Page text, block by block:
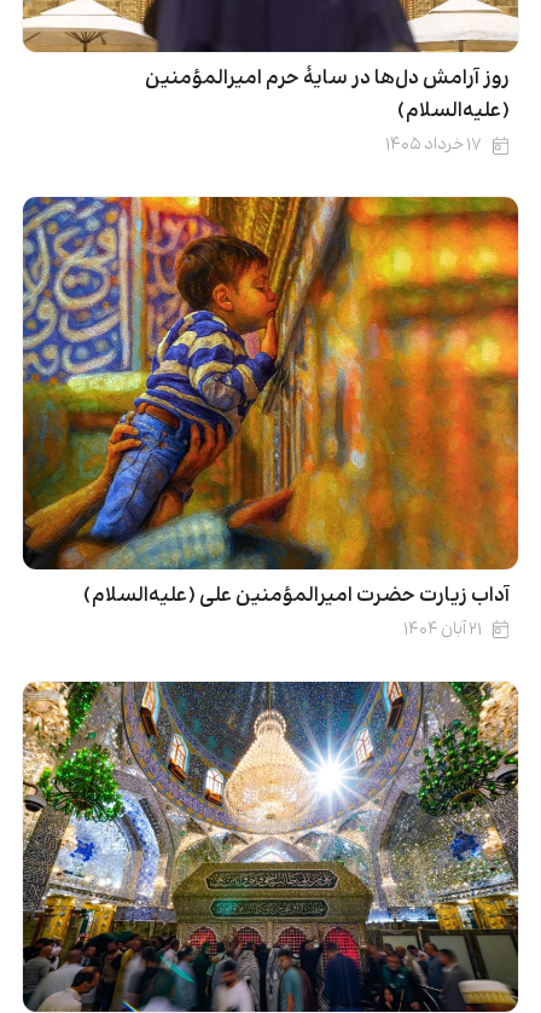
روز آرامش دل‌ها در سایۀ حرم امیرالمؤمنین
(علیه‌السلام)
۱۷ خرداد ۱۴۰۵
آداب زیارت حضرت امیرالمؤمنین علی (علیه‌السلام)
۲۱ آبان ۱۴۰۴